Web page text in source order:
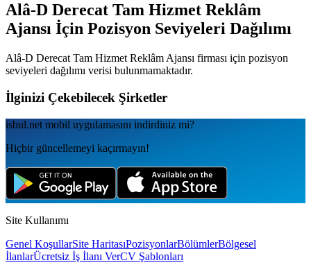
Alâ-D Derecat Tam Hizmet Reklâm
Ajansı İçin Pozisyon Seviyeleri Dağılımı
Alâ-D Derecat Tam Hizmet Reklâm Ajansı firması için pozisyon
seviyeleri dağılımı verisi bulunmamaktadır.
İlginizi Çekebilecek Şirketler
isbul.net mobil uygulamаsını indirdiniz mi?
Hiçbir güncellemeyi kaçırmayın!
Site Kullanımı
Genel KoşullarSite HaritasıPozisyonlarBölümlerBölgesel
İlanlarÜcretsiz İş İlanı VerCV Şablonları